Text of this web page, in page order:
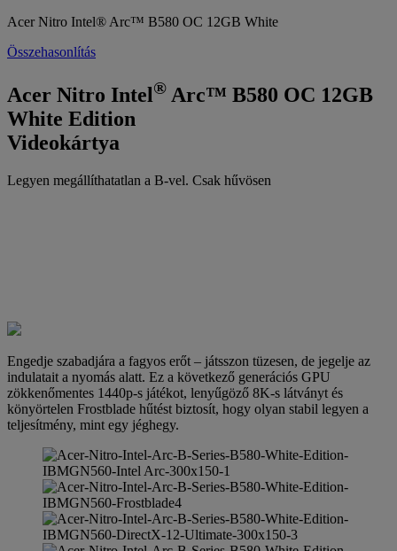
Acer Nitro Intel® Arc™ B580 OC 12GB White
Összehasonlítás
Acer Nitro Intel® Arc™ B580 OC 12GB
White Edition
Videokártya
Legyen megállíthatatlan a B-vel. Csak hűvösen
Engedje szabadjára a fagyos erőt – játsszon tüzesen, de jegelje az
indulatait a nyomás alatt. Ez a következő generációs GPU
zökkenőmentes 1440p-s játékot, lenyűgöző 8K-s látványt és
könyörtelen Frostblade hűtést biztosít, hogy olyan stabil legyen a
teljesítmény, mint egy jéghegy.